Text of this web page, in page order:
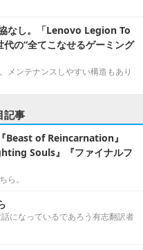
なし。「Lenovo Legion To
の“全てこなせるゲーミング
メンテナンスしやすい構造もあり
記事
Beast of Reincarnation』
Souls』『ファイナルフ
ら。
になっているであろう有志翻訳者